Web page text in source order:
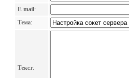
E-mail:
Тема:
Текст: